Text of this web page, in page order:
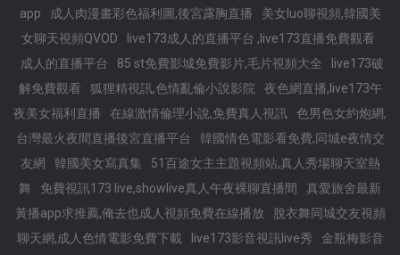
app
成人肉漫畫彩色福利圖,後宮露胸直播
美女luo聊視頻,韓國美
女聊天視頻QVOD
live173成人的直播平台 ,live173直播免費觀看
成人的直播平台
85 st免費影城免費影片,毛片視頻大全
live173破
解免費觀看
狐狸精視訊,色情亂倫小說影院
夜色網直播,live173午
夜美女福利直播
在線激情倫理小說,免費真人視訊
色男色女約炮網,
台灣最火夜間直播後宮直播平台
韓國情色電影看免費,同城e夜情交
友網
韓國美女寫真集
51百途女主主題視頻站,真人秀場聊天室熱
舞
免費視訊173 live,showlive真人午夜裸聊直播間
真愛旅舍最新
黃播app求推薦,俺去也成人視頻免費在線播放
脫衣舞同城交友視頻
聊天網,成人色情電影免費下載
live173影音視訊live秀
金瓶梅影音